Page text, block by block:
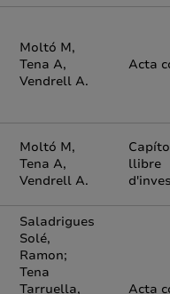
Moltó M,
Tena A,
Vendrell A.
Acta
Moltó M,
Tena A,
Vendrell A.
llibre
Saladrigues
Solé,
Ramon;
Tena
Tarruella,
Acta